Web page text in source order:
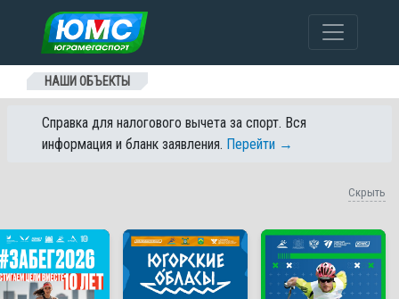
Перейти к содержанию
НАШИ ОБЪЕКТЫ
Справка для налогового вычета за спорт. Вся
информация и бланк заявления. Перейти →
Скрыть